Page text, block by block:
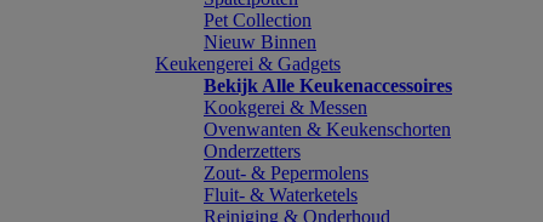
Pet Collection
Nieuw Binnen
Keukengerei & Gadgets
Bekijk Alle Keukenaccessoires
Kookgerei & Messen
Ovenwanten & Keukenschorten
Onderzetters
Zout- & Pepermolens
Fluit- & Waterketels
Reiniging & Onderhoud